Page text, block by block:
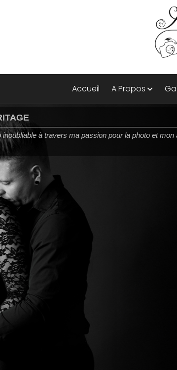
Accueil A Propos
vos émotions et votre personnalité !